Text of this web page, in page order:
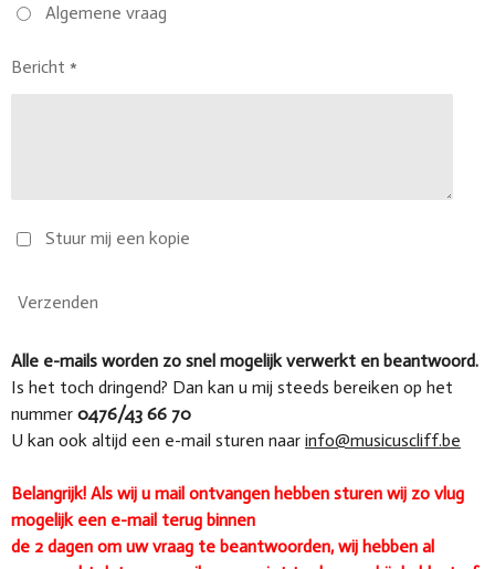
Algemene vraag
Bericht *
Stuur mij een kopie
Verzenden
Alle e-mails worden zo snel mogelijk verwerkt en beantwoord.
Is het toch dringend? Dan kan u mij steeds bereiken op het
nummer 0476/43 66 70
U kan ook altijd een e-mail sturen naar info@musicuscliff.be
Belangrijk! Als wij u mail ontvangen hebben sturen wij zo vlug
mogelijk een e-mail terug binnen
de 2 dagen om uw vraag te beantwoorden, wij hebben al